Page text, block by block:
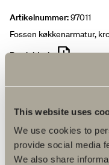
This website uses
We use cookies to
provide social media
We also share
Artikelnummer:97011
Fossen køkkenarmatur,
Produktark:
Pris 2.460 kr.
Find forhandler